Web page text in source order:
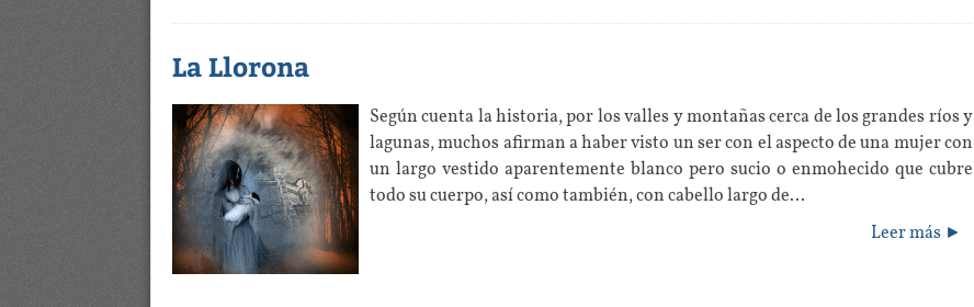
La Llorona
Según cuenta la historia, por los valles y montañas cerca de los grandes ríos y
lagunas, muchos afirman a haber visto un ser con el aspecto de una mujer con
un largo vestido aparentemente blanco pero sucio o enmohecido que cubre
todo su cuerpo, así como también, con cabello largo de...
Leer más ►